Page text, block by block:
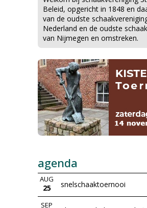
Beleid, opgericht in 1848 en
van de oudste
Nederland en de oudste
van Nijmegen en omstreken.
agenda
AUG
25 snelschaaktoernooi
SEP